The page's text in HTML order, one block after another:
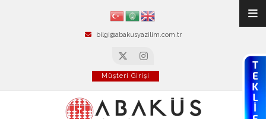
bilgi@abakusyazilim.com.tr
Müşteri Girişi